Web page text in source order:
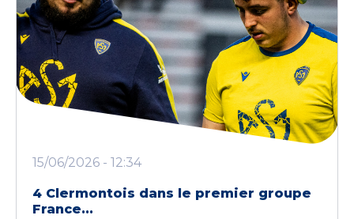
15/06/2026 - 12:34
4 Clermontois dans le premier groupe
France...